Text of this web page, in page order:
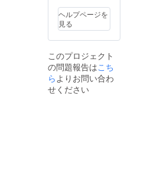
ヘルプページを
見る
このプロジェクト
の問題報告はこち
らよりお問い合わ
せください